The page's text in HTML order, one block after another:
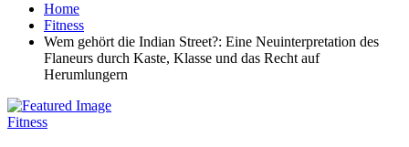
Home
Fitness
Wem gehört die Indian Street?: Eine Neuinterpretation des
Flaneurs durch Kaste, Klasse und das Recht auf
Herumlungern
Fitness